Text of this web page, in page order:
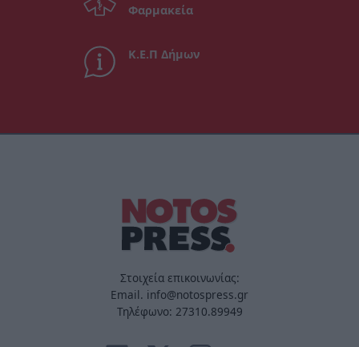
Φαρμακεία
Κ.Ε.Π Δήμων
Στοιχεία επικοινωνίας:
Email. info@notospress.gr
Τηλέφωνο: 27310.89949